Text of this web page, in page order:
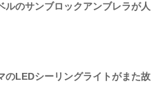
ルのサンブロックアンブレラが人
のLEDシーリングライトがまた故